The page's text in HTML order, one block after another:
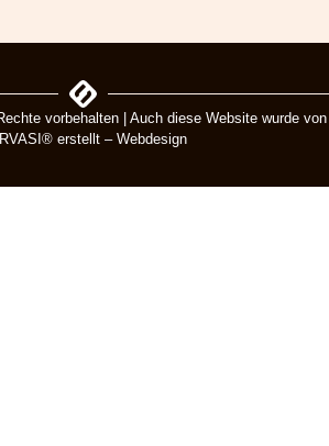
vorbehalten | Auch diese Website wurde von
erstellt – Webdesign